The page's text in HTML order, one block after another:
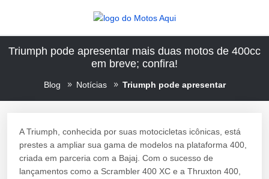
Triumph pode apresentar mais duas motos de 400cc
em breve; confira!
Blog Notícias Triumph pode apresentar
A Triumph, conhecida por suas motocicletas icônicas, está
prestes a ampliar sua gama de modelos na plataforma 400,
criada em parceria com a Bajaj. Com o sucesso de
lançamentos como a Scrambler 400 XC e a Thruxton 400,